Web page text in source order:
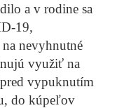
a v rodine sa
19,
nevyhnutné
využiť na
vypuknutím
do kúpeľov